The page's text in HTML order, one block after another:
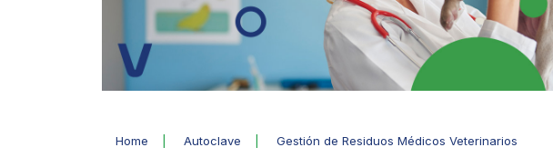
Home Autoclave Gestión de Residuos Médicos Veterinarios